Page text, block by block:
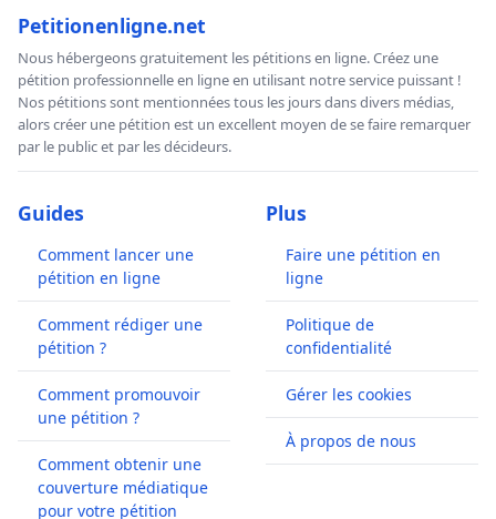
Petitionenligne.net
Nous hébergeons gratuitement les pétitions en ligne. Créez une
pétition professionnelle en ligne en utilisant notre service puissant !
Nos pétitions sont mentionnées tous les jours dans divers médias,
alors créer une pétition est un excellent moyen de se faire remarquer
par le public et par les décideurs.
Guides
Comment lancer une
pétition en ligne
Comment rédiger une
pétition ?
Comment promouvoir
une pétition ?
Comment obtenir une
couverture médiatique
pour votre pétition
Plus
Faire une pétition en
ligne
Politique de
confidentialité
Gérer les cookies
À propos de nous